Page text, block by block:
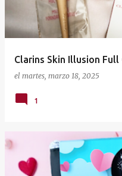
Clarins Skin Illusion Full
el martes, marzo 18, 2025
1